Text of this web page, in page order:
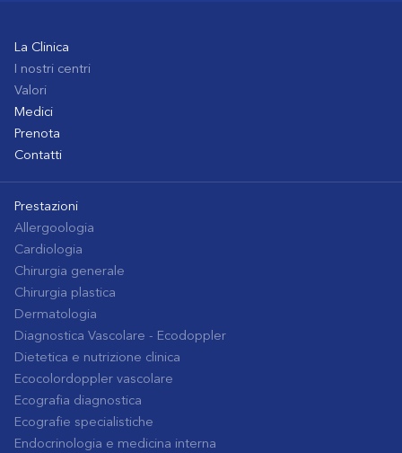
La Clinica
I nostri centri
Valori
Medici
Prenota
Contatti
Prestazioni
Allergoologia
Cardiologia
Chirurgia generale
Chirurgia plastica
Dermatologia
Diagnostica Vascolare - Ecodoppler
Dietetica e nutrizione clinica
Ecocolordoppler vascolare
Ecografia diagnostica
Ecografie specialistiche
Endocrinologia e medicina interna